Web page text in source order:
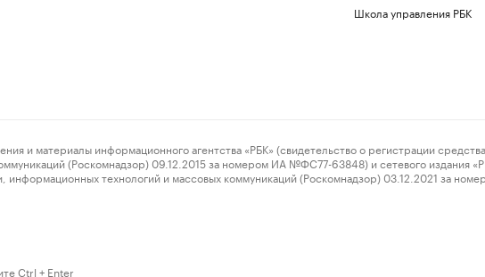
Школа управления РБК
информационного агентства «РБК» (свидетельство о регистрации
(Роскомнадзор) 09.12.2015 за номером ИА №ФС77-63848) и сетевого издания
технологий и массовых коммуникаций (Роскомнадзор) 03.12.2021 за
Ctrl + Enter